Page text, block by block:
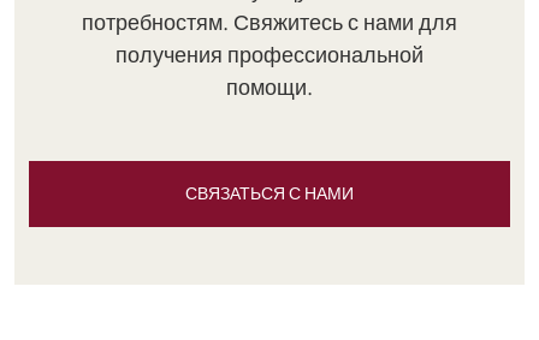
потребностям. Свяжитесь с нами для
получения профессиональной
помощи.
СВЯЗАТЬСЯ С НАМИ